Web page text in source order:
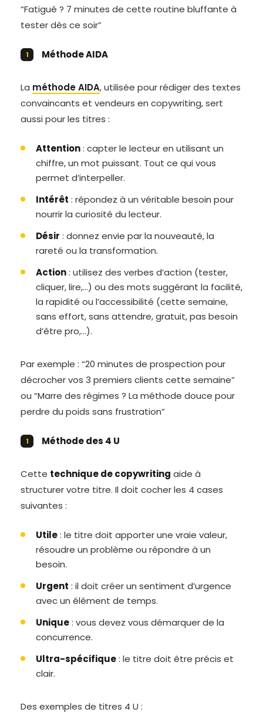
“Fatigué ? 7 minutes de cette routine bluffante à
tester dès ce soir”
Méthode AIDA
La méthode AIDA, utilisée pour rédiger des textes
convaincants et vendeurs en copywriting, sert
aussi pour les titres :
Attention: capter le lecteur en utilisant un
chiffre, un mot puissant. Tout ce qui vous
permet d’interpeller.
Intérêt : répondez à un véritable besoin pour
nourrir la curiosité du lecteur.
Désir : donnez envie par la nouveauté, la
rareté ou la transformation.
Action: utilisez des verbes d’action (tester,
cliquer, lire,…) ou des mots suggérant la facilité,
la rapidité ou l’accessibilité (cette semaine,
sans effort, sans attendre, gratuit, pas besoin
d’être pro,…).
Par exemple : “20 minutes de prospection pour
décrocher vos 3 premiers clients cette semaine”
ou “Marre des régimes ? La méthode douce pour
perdre du poids sans frustration”
Méthode des 4 U
Cette technique de copywriting aide à
structurer votre titre. Il doit cocher les 4 cases
suivantes :
Utile: le titre doit apporter une vraie valeur,
résoudre un problème ou répondre à un
besoin.
Urgent : il doit créer un sentiment d’urgence
avec un élément de temps.
Unique: vous devez vous démarquer de la
concurrence.
Ultra-spécifique: le titre doit être précis et
clair.
Des exemples de titres 4 U :